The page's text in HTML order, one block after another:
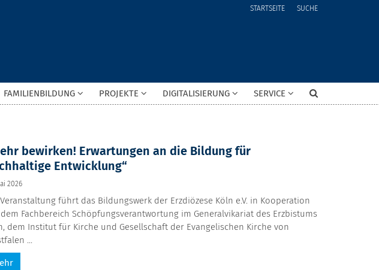
STARTSEITE SUCHE
FAMILIENBILDUNG PROJEKTE DIGITALISIERUNG SERVICE
bewirken! Erwartungen an die Bildung für
Entwicklung“
2026
führt das Bildungswerk der Erzdiözese Köln e.V. in Kooperation
Fachbereich Schöpfungsverantwortung im Generalvikariat des Erzbistums
dem Institut für Kirche und Gesellschaft der Evangelischen Kirche von
...